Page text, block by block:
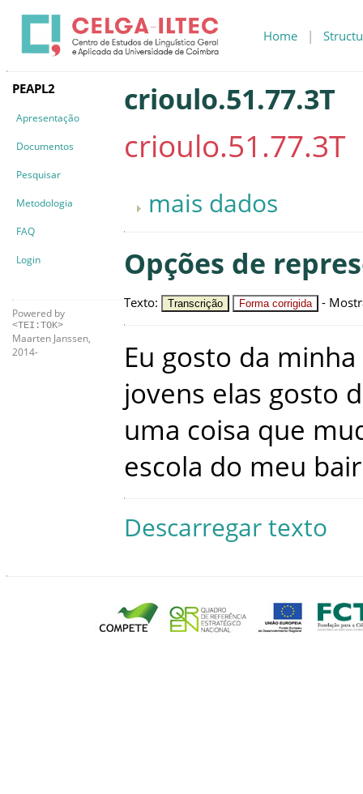
Home |
PEAPL2
Apresentação
Documentos
Pesquisar
Metodologia
FAQ
Login
Powered by
<TEI:TOK>
Maarten Janssen,
2014-
crioulo.51.77.3T
crioulo.51.77.3T
mais dados
Opções de
Texto: Transcrição Forma corrigida -
Eu gosto da minha
jovens elas gosto
uma coisa que
escola do meu
Descarregar texto